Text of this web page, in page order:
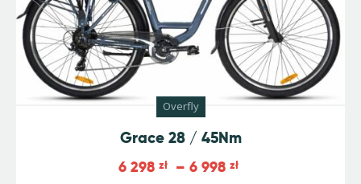
Overfly
Grace 28 / 45Nm
6 298 zł – 6 998 zł